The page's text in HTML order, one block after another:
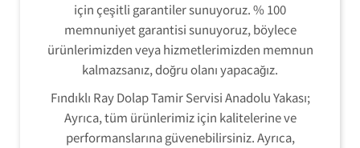
için çeşitli garantiler sunuyoruz. % 100
memnuniyet garantisi sunuyoruz, böylece
ürünlerimizden veya hizmetlerimizden memnun
kalmazsanız, doğru olanı yapacağız.
Fındıklı Ray Dolap Tamir Servisi Anadolu Yakası;
Ayrıca, tüm ürünlerimiz için kalitelerine ve
performanslarına güvenebilirsiniz. Ayrıca,